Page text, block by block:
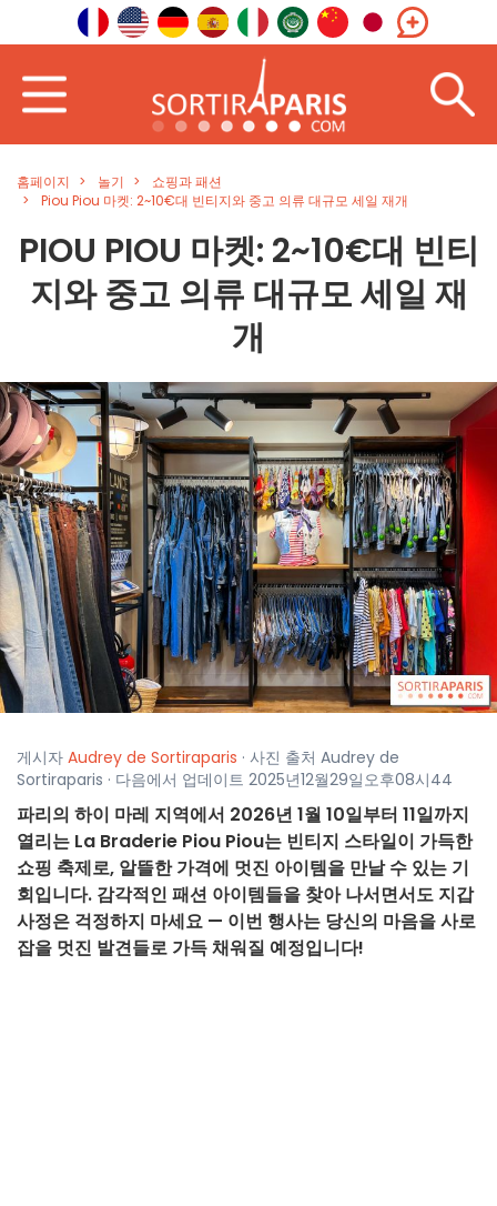
홈페이지 놀기
쇼핑과 패션
Piou Piou 마켓: 2~10€대 빈티지와 중고 의류 대규모 세일 재개
PIOU PIOU 마켓: 2~10€대 빈티
지와 중고 의류 대규모 세일 재
개
게시자 Audrey de Sortiraparis · 사진 출처 Audrey de
Sortiraparis · 다음에서 업데이트 2025년12월29일오후08시44
파리의 하이 마레 지역에서 2026년 1월 10일부터 11일까지
열리는 La Braderie Piou Piou는 빈티지 스타일이 가득한
쇼핑 축제로, 알뜰한 가격에 멋진 아이템을 만날 수 있는 기
회입니다. 감각적인 패션 아이템들을 찾아 나서면서도 지갑
사정은 걱정하지 마세요 — 이번 행사는 당신의 마음을 사로
잡을 멋진 발견들로 가득 채워질 예정입니다!